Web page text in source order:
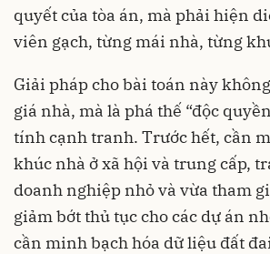
quyết của tòa án, mà phải hiện
viên gạch, từng mái nhà, từng
Giải pháp cho bài toán này
giá nhà, mà là phá thế “độc
tính cạnh tranh. Trước hết, cần
khúc nhà ở xã hội và trung cấp,
doanh nghiệp nhỏ và vừa tham
giảm bớt thủ tục cho các dự án
cần minh bạch hóa dữ liệu đất